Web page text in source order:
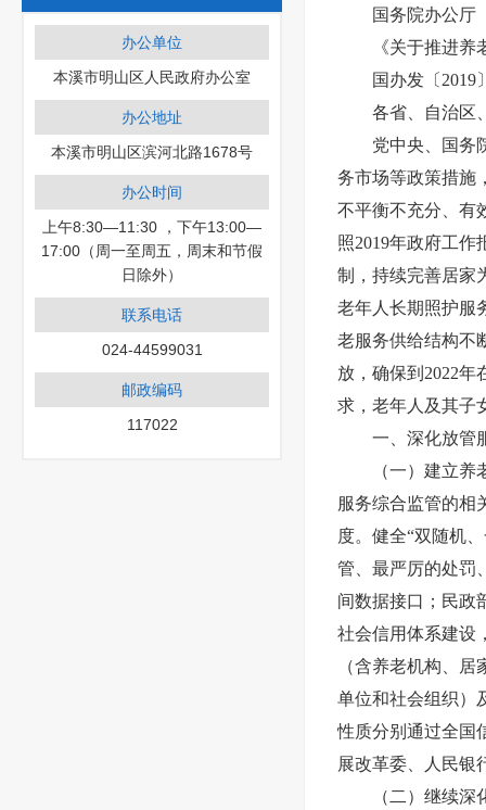
办公单位
本溪市明山区人民政府办公室
办公地址
本溪市明山区滨河北路1678号
办公时间
上午8:30—11:30 ，下午13:00—
17:00（周一至周五，周末和节假
日除外）
联系电话
024-44599031
邮政编码
117022
国务院办公厅
《关于推进
国办发〔2019
各省、自治区
党中央、国务
务市场等政策措施
不平衡不充分、有
照2019年政府工作
制，持续完善居家
老年人长期照护服
老服务供给结构不
放，确保到2022
求，老年人及其子
一、深化放管
（一）建立
服务综合监管的相
度。健全“双随机
管、最严厉的处罚
间数据接口；民政
社会信用体系建设
（含养老机构、
单位和社会组织）
性质分别通过全国
展改革委、人民银
（二）继续